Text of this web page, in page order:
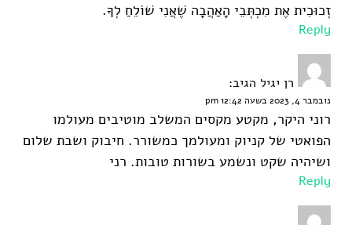
זְכוּכִית אֶת מִכְתְּבֵי הָאַהֲבָה שֶׁאֲנִי שׁוֹלֵחַ לְךָ.
Reply
רן יגיל הגיב:
נובמבר 4, 2023 בשעה 12:42 pm
רוני היקר, מקטע מקסים המשלב מוטיבים מעולמו
הפואטי של קניוק ומעולמך כמשורר. חיבוק ושבת שלום
ושיהיה שקט ונשמע בשורות טובות. רני
Reply